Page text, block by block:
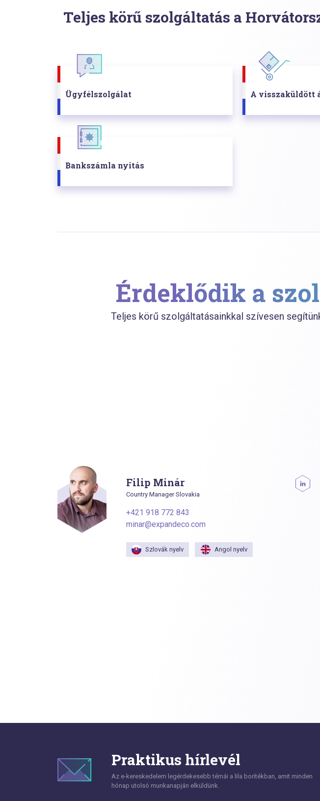
Teljes körű szolgáltatás a
Ügyfélszolgálat A visszaküldött
Bankszámla nyitás
Érdeklődik a
Teljes körű szolgáltatásainkkal szívesen
Filip Minár
Country Manager Slovakia
+421 918 772 843
minar@expandeco.com
Szlovák nyelv Angol nyelv
Praktikus hírlevél
Az e-kereskedelem legérdekesebb témái a lila borítékban, amit minden
hónap utolsó munkanapján elküldünk.